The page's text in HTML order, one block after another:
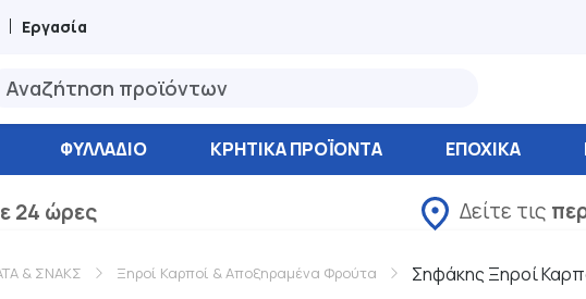
Εργασία
ΦΥΛΛΆΔΙΟ ΚΡΗΤΙΚΑ ΠΡΟΪΟΝΤΑ ΕΠΟΧΙΚΑ
24 ώρες Δείτε τις
& ΣΝΑΚΣ Ξηροί Καρποί & Αποξηραμένα Φρούτα Σηφάκης Ξηροί